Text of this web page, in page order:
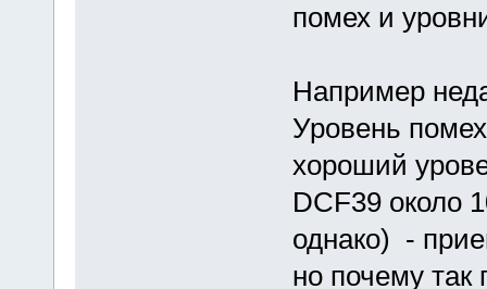
помех и
Например
Уровень
хороший
DCF39 около
однако) -
но почему так